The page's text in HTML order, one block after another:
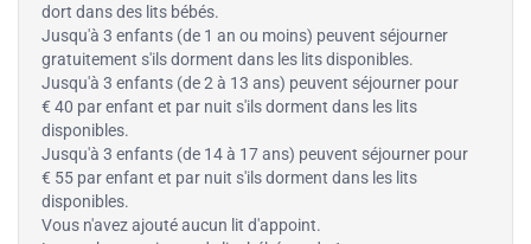
dort dans des lits bébés.
Jusqu'à 3 enfants (de 1 an ou moins) peuvent séjourner
gratuitement s'ils dorment dans les lits disponibles.
Jusqu'à 3 enfants (de 2 à 13 ans) peuvent séjourner pour
€ 40 par enfant et par nuit s'ils dorment dans les lits
disponibles.
Jusqu'à 3 enfants (de 14 à 17 ans) peuvent séjourner pour
€ 55 par enfant et par nuit s'ils dorment dans les lits
disponibles.
Vous n'avez ajouté aucun lit d'appoint.